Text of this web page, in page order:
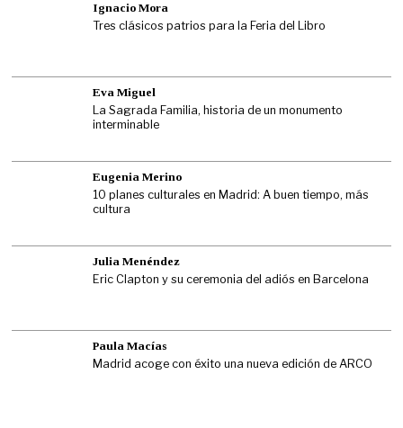
Ignacio Mora
Tres clásicos patrios para la Feria del Libro
Eva Miguel
La Sagrada Familia, historia de un monumento
interminable
Eugenia Merino
10 planes culturales en Madrid: A buen tiempo, más
cultura
Julia Menéndez
Eric Clapton y su ceremonia del adiós en Barcelona
Paula Macías
Madrid acoge con éxito una nueva edición de ARCO